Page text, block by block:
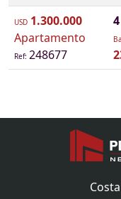
USD 1.300.000
Apartamento
Ref: 248677